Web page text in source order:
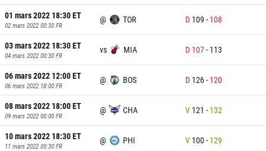
01 mars 2022 18:30ET
02 mars 2022 00:30 FR
@ TOR D 109 - 108
03 mars 2022 18:30ET
04 mars 2022 00:30 FR
vs MIA D 107- 113
06 mars 2022 12:00ET
06 mars 2022 18:00 FR
@ BOS D 126- 120
08 mars 2022 18:00ET
09 mars 2022 00:00 FR
@ CHA V 121 - 132
10 mars 2022 18:30ET
11 mars 2022 00:30 FR
@ PHI V 100- 129